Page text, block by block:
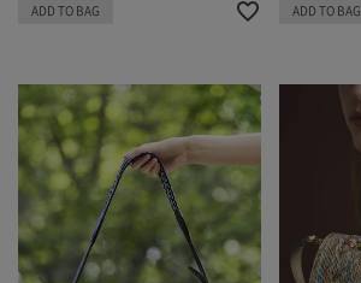
ADD TO BAG ADD TO BAG